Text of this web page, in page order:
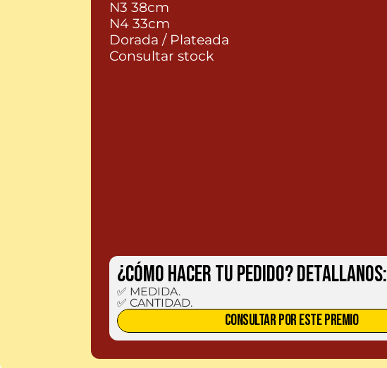
N3 38cm
N4 33cm
Dorada / Plateada
Consultar stock
¿CÓMO HACER TU PEDIDO? Detallanos:
✅ MEDIDA.
✅ CANTIDAD.
CONSULTAR POR ESTE PREMIO